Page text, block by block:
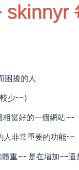
困擾的人
少~~)
當好的一個網站~~
人非常重要的功能~~
重~~ 是在增加~~還